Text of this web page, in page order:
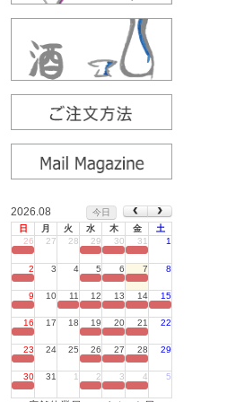
2026.08
今日
日
月 火 水 木 金
土
26
27 28 29 30 31 1
2 3 4 5 6 7 8
9 10 11 12 13 14 15
16 17 18 19 20 21 22
23 24 25 26 27 28 29
30 31 1 2 3 4 5